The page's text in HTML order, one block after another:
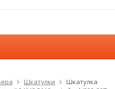
Шкатулки
Шкатулка